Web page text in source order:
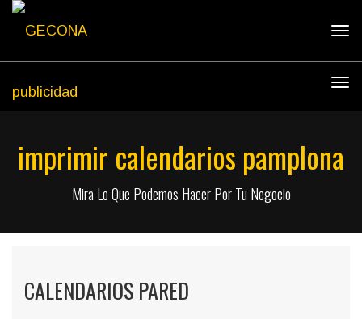
imprimir calendarios pamplona
Mira Lo Que Podemos Hacer Por Tu Negocio
CALENDARIOS PARED